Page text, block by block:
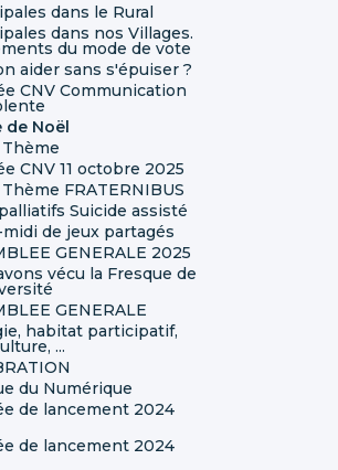
dans le Rural
dans nos Villages.
du mode de vote
aider sans s'épuiser ?
CNV Communication
de Noël
Thème
CNV 11 octobre 2025
Thème FRATERNIBUS
Suicide assisté
de jeux partagés
GENERALE 2025
vécu la Fresque de
GENERALE
habitat participatif,
...
du Numérique
de lancement 2024
de lancement 2024